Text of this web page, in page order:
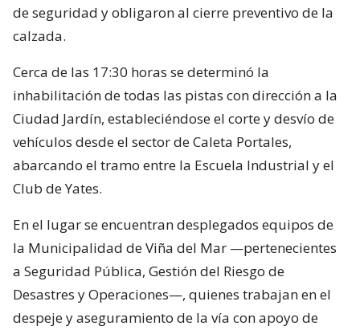
de seguridad y obligaron al cierre preventivo de la
calzada.
Cerca de las 17:30 horas se determinó la
inhabilitación de todas las pistas con dirección a la
Ciudad Jardín, estableciéndose el corte y desvío de
vehículos desde el sector de Caleta Portales,
abarcando el tramo entre la Escuela Industrial y el
Club de Yates.
En el lugar se encuentran desplegados equipos de
la Municipalidad de Viña del Mar —pertenecientes
a Seguridad Pública, Gestión del Riesgo de
Desastres y Operaciones—, quienes trabajan en el
despeje y aseguramiento de la vía con apoyo de